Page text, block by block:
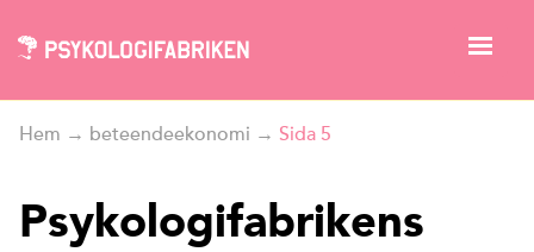
Hem → beteendeekonomi → Sida 5
Psykologifabrikens